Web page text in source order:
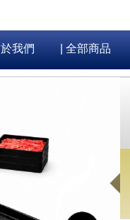
於我們 | 全部商品